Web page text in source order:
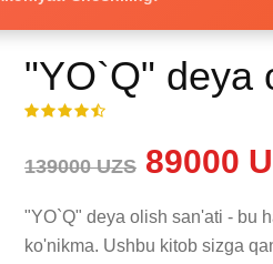
"YO`Q" deya
139000 UZS 89000
"YO`Q" deya olish san'ati - bu
ko'nikma. Ushbu kitob sizga